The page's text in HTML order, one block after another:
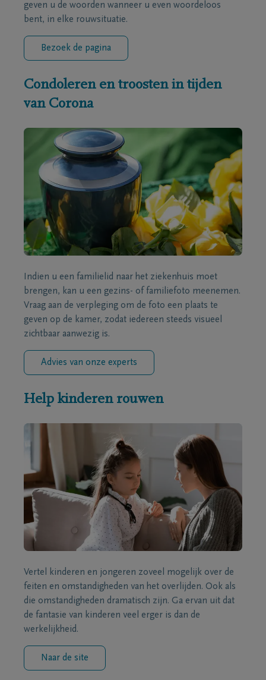
geven u de woorden wanneer u even woordeloos
bent, in elke rouwsituatie.
Bezoek de pagina
Condoleren en troosten in tijden
van Corona
Indien u een familielid naar het ziekenhuis moet
brengen, kan u een gezins- of familiefoto meenemen.
Vraag aan de verpleging om de foto een plaats te
geven op de kamer, zodat iedereen steeds visueel
zichtbaar aanwezig is.
Advies van onze experts
Help kinderen rouwen
Vertel kinderen en jongeren zoveel mogelijk over de
feiten en omstandigheden van het overlijden. Ook als
die omstandigheden dramatisch zijn. Ga ervan uit dat
de fantasie van kinderen veel erger is dan de
werkelijkheid.
Naar de site